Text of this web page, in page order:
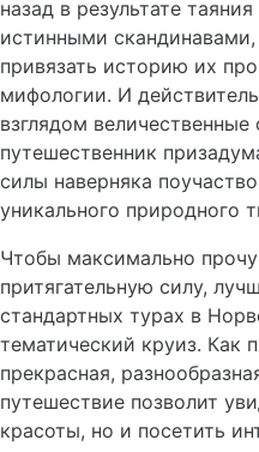
назад в результате
истинными
привязать историю их
мифологии. И
взглядом
путешественник
силы наверняка
уникального природного
Чтобы максимально
притягательную силу,
стандартных турах в
тематический круиз. Как
прекрасная,
путешествие позволит
красоты, но и посетить